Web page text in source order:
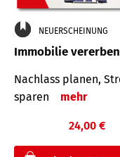
NEUERSCHEINUNG
Immobilie
Nachlass planen,
sparen
mehr
24,00 €